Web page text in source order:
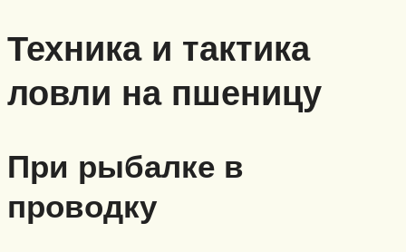
Техника и тактика
ловли на пшеницу
При рыбалке в
проводку